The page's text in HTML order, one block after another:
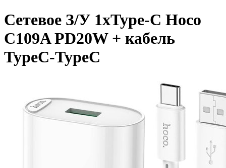
Сетевое З/У 1xType-C Hoco
C109A PD20W + кабель
TypeC-TypeC